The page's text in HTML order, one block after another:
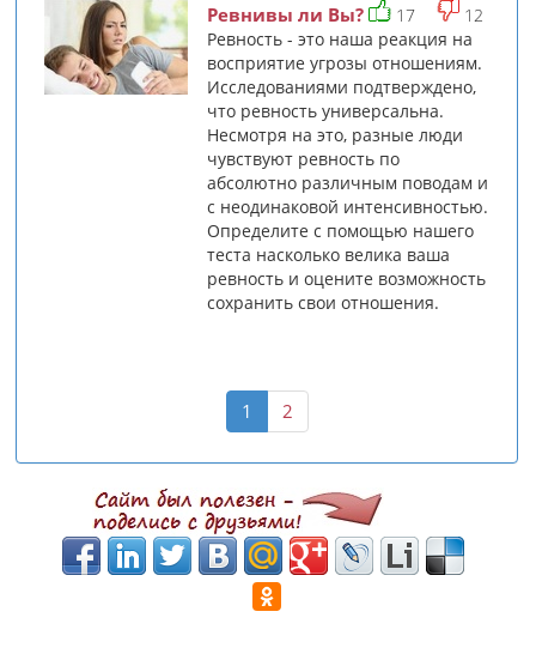
Ревнивы ли Вы? 17
12
Ревность - это наша реакция на
восприятие угрозы отношениям.
Исследованиями подтверждено,
что ревность универсальна.
Несмотря на это, разные люди
чувствуют ревность по
абсолютно различным поводам и
с неодинаковой интенсивностью.
Определите с помощью нашего
теста насколько велика ваша
ревность и оцените возможность
сохранить свои отношения.
1 (current)
2